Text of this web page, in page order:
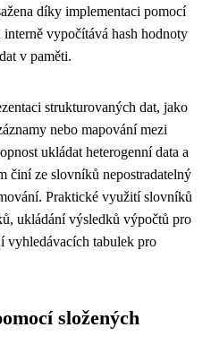
díky implementaci pomocí
vypočítává hash hodnoty
v paměti.
strukturovaných dat, jako
nebo mapování mezi
ukládat heterogenní data a
činí ze slovníků nepostradatelný
Praktické využití slovníků
ukládání výsledků výpočtů pro
vyhledávacích tabulek pro
složených